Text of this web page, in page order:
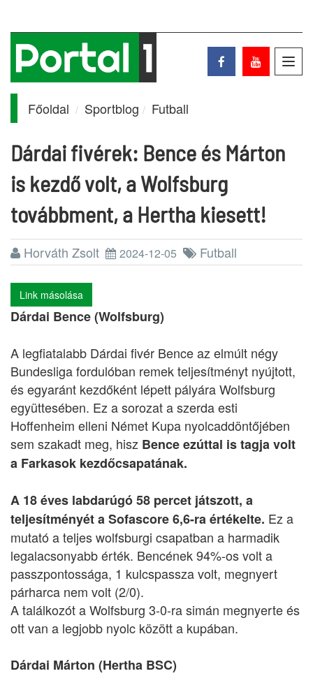
Főoldal Sportblog Futball
Dárdai fivérek: Bence és Márton
is kezdő volt, a Wolfsburg
továbbment, a Hertha kiesett!
Horváth Zsolt 2024-12-05 Futball
Link másolása
Dárdai Bence (Wolfsburg)
A legfiatalabb Dárdai fivér Bence az elmúlt négy
Bundesliga fordulóban remek teljesítményt nyújtott,
és egyaránt kezdőként lépett pályára Wolfsburg
együttesében. Ez a sorozat a szerda esti
Hoffenheim elleni Német Kupa nyolcaddöntőjében
sem szakadt meg, hisz Bence ezúttal is tagja volt
a Farkasok kezdőcsapatának.
A 18 éves labdarúgó 58 percet játszott, a
teljesítményét a Sofascore 6,6-ra értékelte. Ez a
mutató a teljes wolfsburgi csapatban a harmadik
legalacsonyabb érték. Bencének 94%-os volt a
passzpontossága, 1 kulcspassza volt, megnyert
párharca nem volt (2/0).
A találkozót a Wolfsburg 3-0-ra simán megnyerte és
ott van a legjobb nyolc között a kupában.
Dárdai Márton (Hertha BSC)